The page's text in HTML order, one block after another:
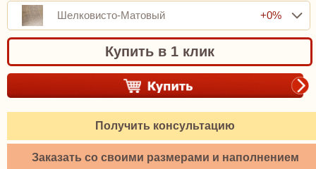
Шелковисто-Матовый
+0%
Купить в 1 клик
Получить консультацию
Заказать со своими размерами и наполнением